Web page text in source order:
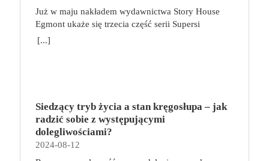
Już w maju nakładem wydawnictwa Story House
Egmont ukaże się trzecia część serii Supersi
scenarzysty Frederic Maupome. Ten tom nosi tytuł
przed odkryciem, kim są. W tej serii autorzy
podejmują takie tematy, jak poszukiwanie
tożsamości, rodziny, samotności i odmienności pod
przykrywką opowieści o superbohaterach. W
[...]
Siedzący tryb życia a stan kręgosłupa – jak
radzić sobie z występującymi
dolegliwościami?
2024-08-12